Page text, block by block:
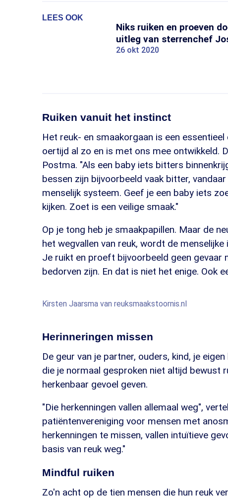
LEES OOK
Niks ruiken en proeven
uitleg van sterrenchef
26 okt 2020
Ruiken vanuit het instinct
Het reuk- en smaakorgaan is een
oertijd al zo en is met ons mee ontwikkeld.
Postma. "Als een baby iets bitters
bessen zijn bijvoorbeeld vaak bitter,
menselijk systeem. Geef je een baby iets
kijken. Zoet is een veilige smaak."
Op je tong heb je smaakpapillen. Maar de
het wegvallen van reuk, wordt de
Je ruikt en proeft bijvoorbeeld geen gevaar
bedorven zijn. En dat is niet het enige. Ook
Kirsten Jaarsma van reuksmaakstoornis.nl
Herinneringen missen
De geur van je partner, ouders, kind, je
die je normaal gesproken niet altijd bewust
herkenbaar gevoel geven.
"Die herkenningen vallen allemaal weg",
patiëntenvereniging voor mensen met
herkenningen te missen, vallen intuïtieve
basis van reuk weg."
Mindful ruiken
Zo'n acht op de tien mensen die hun reuk